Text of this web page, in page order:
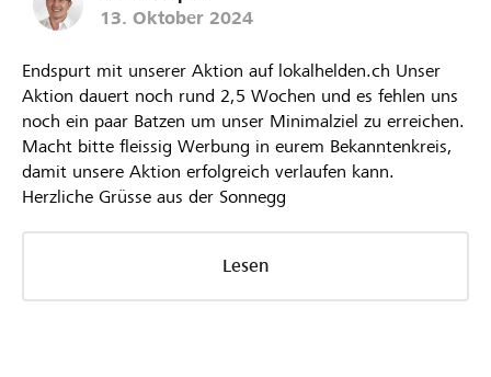
13. Oktober 2024
Endspurt mit unserer Aktion auf lokalhelden.ch Unser
Aktion dauert noch rund 2,5 Wochen und es fehlen uns
noch ein paar Batzen um unser Minimalziel zu erreichen.
Macht bitte fleissig Werbung in eurem Bekanntenkreis,
damit unsere Aktion erfolgreich verlaufen kann.
Herzliche Grüsse aus der Sonnegg
Lesen